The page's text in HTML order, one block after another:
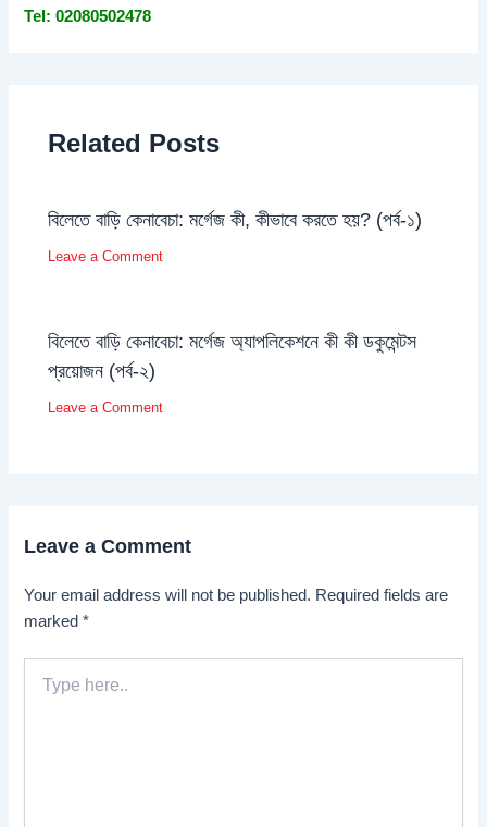
Tel: 02080502478
Related Posts
বিলেতে বাড়ি কেনাবেচা: মর্গেজ কী, কীভাবে করতে হয়? (পর্ব-১)
Leave a Comment
বিলেতে বাড়ি কেনাবেচা: মর্গেজ অ্যাপলিকেশনে কী কী ডকুমেন্টস
প্রয়োজন (পর্ব-২)
Leave a Comment
Leave a Comment
Your email address will not be published. Required fields are
marked*
here..